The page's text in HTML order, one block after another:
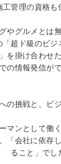
管理の資格も
やグルメとは
「超ド級のビジ
を掛け合わせ
の情報発信が
の挑戦と、ビ
マンとして働
「会社に依存
ること」でし